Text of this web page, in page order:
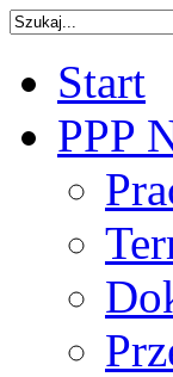
Start
PPP